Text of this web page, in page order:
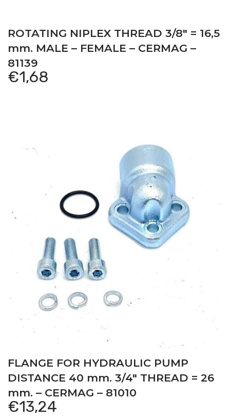
ROTATING NIPLEX THREAD 3/8″ = 16,5
mm. MALE – FEMALE – CERMAG –
81139
€1,68
FLANGE FOR HYDRAULIC PUMP
DISTANCE 40 mm. 3/4″ THREAD = 26
mm. – CERMAG – 81010
€13,24